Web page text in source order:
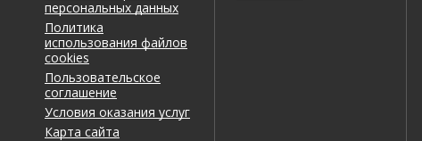
персональных данных
Политика
использования файлов
cookies
Пользовательское
соглашение
Условия оказания услуг
Карта сайта